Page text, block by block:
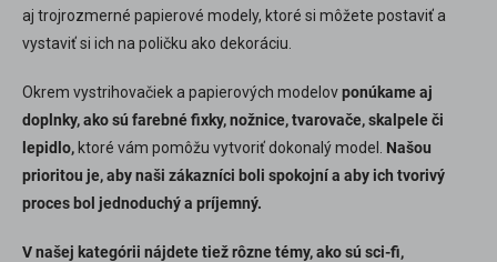
aj trojrozmerné papierové modely, ktoré si môžete postaviť a
vystaviť si ich na poličku ako dekoráciu.
Okrem vystrihovačiek a papierových modelovponúkame aj
doplnky, ako sú farebné fixky, nožnice, tvarovače, skalpele či
lepidlo, ktoré vám pomôžu vytvoriť dokonalý model. Našou
prioritou je, aby naši zákazníci boli spokojní a aby ich tvorivý
proces bol jednoduchý a príjemný.
V našej kategórii nájdete tiež rôzne témy, ako sú sci-fi,